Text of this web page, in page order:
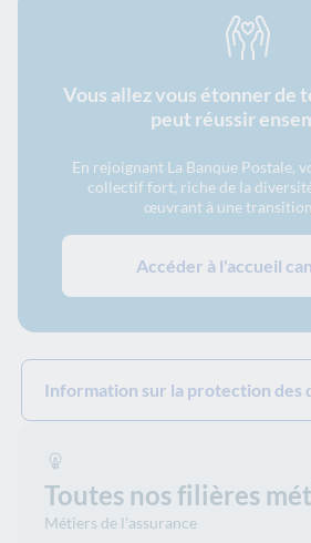
Vous allez vous étonner de
peut réussir
En rejoignant La Banque Postale,
collectif fort, riche de la
œuvrant à une
Accéder à l'accueil
Information sur la protection des
Toutes nos filières
Métiers de l'assurance